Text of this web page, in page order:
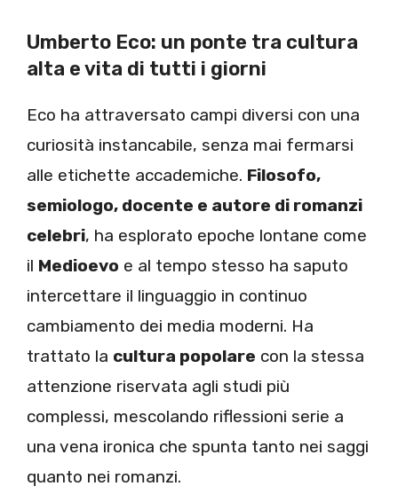
Umberto Eco: un ponte tra cultura
alta e vita di tutti i giorni
Eco ha attraversato campi diversi con una
curiosità instancabile, senza mai fermarsi
alle etichette accademiche. Filosofo,
semiologo, docente e autore di romanzi
celebri, ha esplorato epoche lontane come
il Medioevo e al tempo stesso ha saputo
intercettare il linguaggio in continuo
cambiamento dei media moderni. Ha
trattato la cultura popolare con la stessa
attenzione riservata agli studi più
complessi, mescolando riflessioni serie a
una vena ironica che spunta tanto nei saggi
quanto nei romanzi.